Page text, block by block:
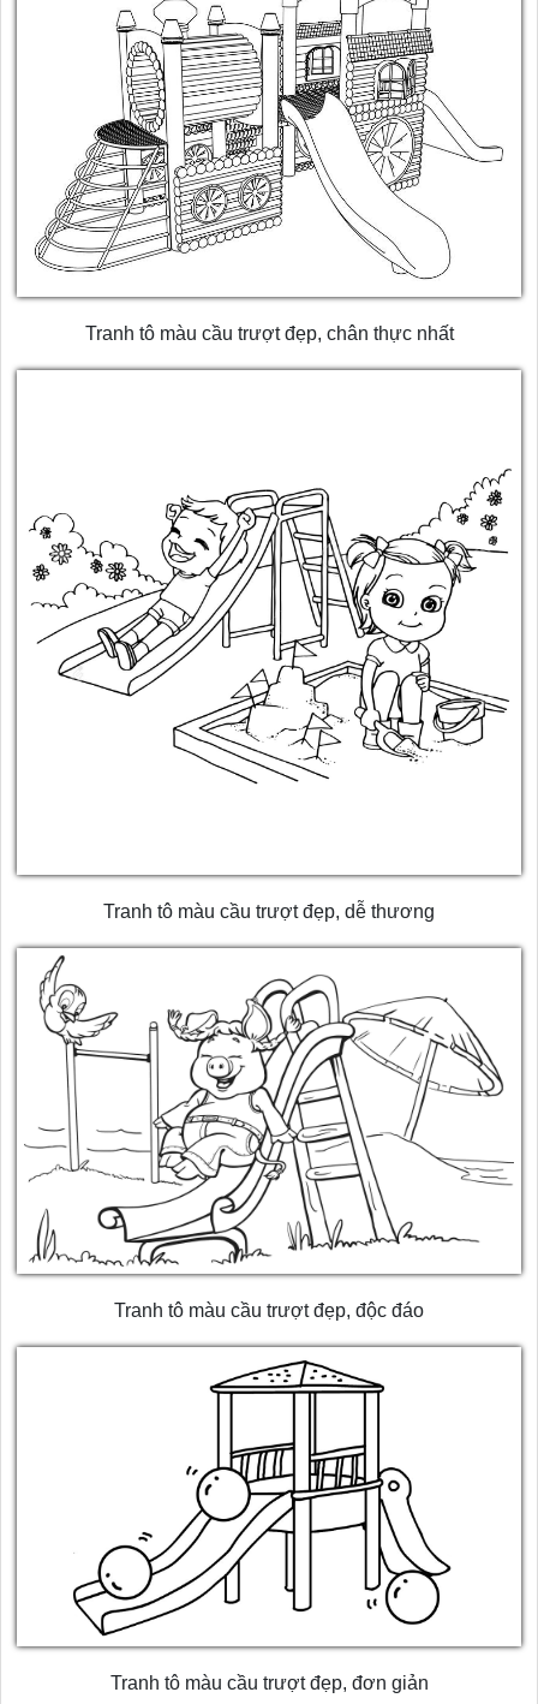
Tranh tô màu cầu trượt đẹp, chân thực nhất
Tranh tô màu cầu trượt đẹp, dễ thương
Tranh tô màu cầu trượt đẹp, độc đáo
Tranh tô màu cầu trượt đẹp, đơn giản